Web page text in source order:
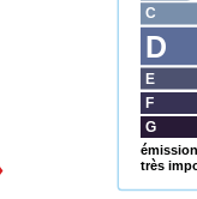
très
G
F
E
D
C